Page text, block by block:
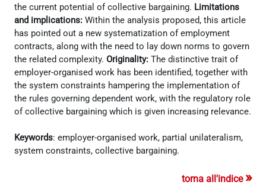
the current potential of collective bargaining. Limitations
and implications: Within the analysis proposed, this article
has pointed out a new systematization of employment
contracts, along with the need to lay down norms to govern
the related complexity. Originality: The distinctive trait of
employer-organised work has been identified, together with
the system constraints hampering the implementation of
the rules governing dependent work, with the regulatory role
of collective bargaining which is given increasing relevance.
Keywords: employer-organised work, partial unilateralism,
system constraints, collective bargaining.
torna all'indice »